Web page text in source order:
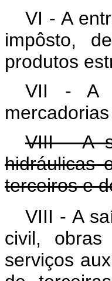
VI - A
impôsto,
produtos
VII - A
VIII - A
hidráulicas
terceiros e
VIII - A
civil, obras
serviços